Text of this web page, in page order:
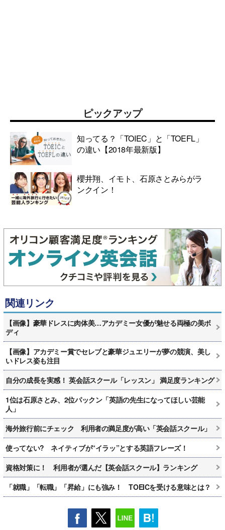
ピックアップ
知ってる？「TOIEC」と「TOEFL」
の違い【2018年最新版】
櫻井翔、イモト、石原さとみらがラ
ンクイン！
関連リンク
【画像】豪華ドレスに肉体美…アカデミー女優が魅せる両極の美ボ
ディ
【画像】アカデミー賞でセレブと豪華ジュエリーが夢の競演、美し
いドレス姿も注目
自分の成長を実感！ 英会話スクール「レッスン」 満足度ランキング
1位は石原さとみ、2位パックン「英語の先生になってほしい芸能
人」
海外旅行前にチェック 利用者の満足度が高い「英会話スクール」
使ってない? ネイティブが“イラッ”とする英語フレーズ！
資格対策に！ 利用者が選んだ【英会話スクール】ランキング
「就職」「転職」「昇給」にも強み！ TOEICを受ける意味とは？